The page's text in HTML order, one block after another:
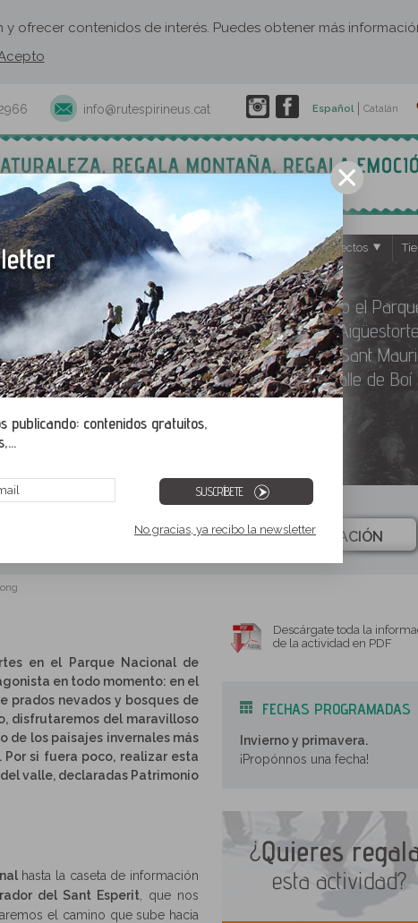
ofrecer contenidos de interés. Puedes obtener más
Español Catalán
info@rutespirineus.cat
contenidos gratuitos,
SUSCRÍBETE
No gracias, ya recibo la newsletter
Rutas autoguiadas Establecimientos El Rusc: Proyectos
Descubriendo el
Nacional de
y Estany de Sant
desde el valle de Boí
INFORMACIÓN
en el Parque Nacional de
en todo momento: en el
prados nevados y bosques de
disfrutaremos del maravilloso
de los paisajes invernales más
Por si fuera poco, realizar esta
valle, declaradas Patrimonio
hasta la caseta de información
del Sant Esperit, que nos
el camino que sube hacia
Descárgate toda la
de la actividad en PDF
FECHAS PROGRAMADAS
Invierno y primavera.
¡Propónnos una fecha!